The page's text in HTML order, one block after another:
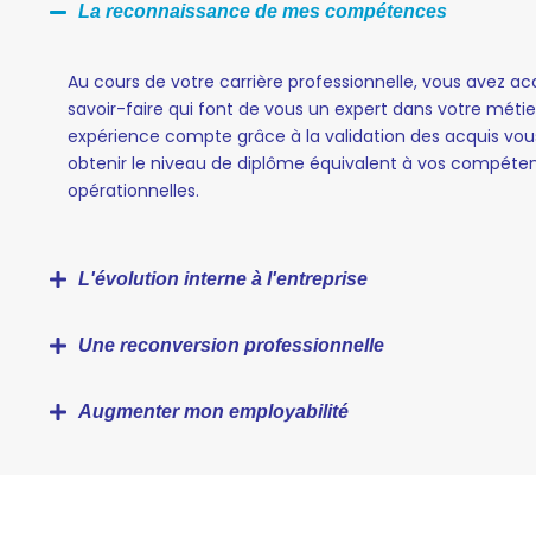
La reconnaissance de mes compétences
Au cours de votre carrière professionnelle, vous avez
savoir-faire qui font de vous un expert dans votre
expérience compte grâce à la validation des acquis
obtenir le niveau de diplôme équivalent à vos
opérationnelles.
L'évolution interne à l'entreprise
Une reconversion professionnelle
Augmenter mon employabilité